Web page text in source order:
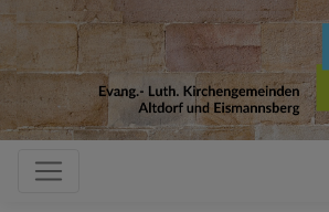
Direkt
Inhalt
Hauptnavigation